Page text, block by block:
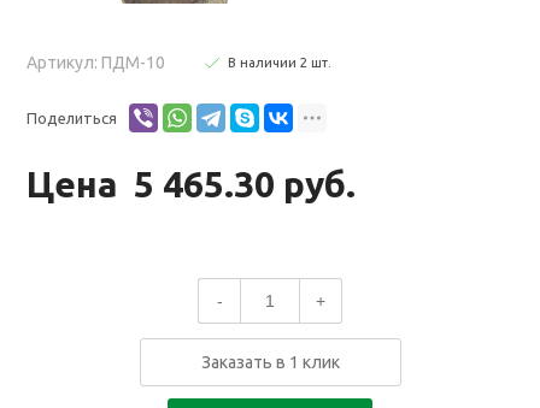
Артикул: ПДМ-10 В наличии 2 шт
Поделиться
Цена 5 465.30 руб.
- +
Заказать в 1 клик